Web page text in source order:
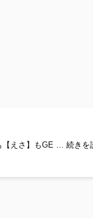
！ 今まで
【えさ】もGE … 続きを